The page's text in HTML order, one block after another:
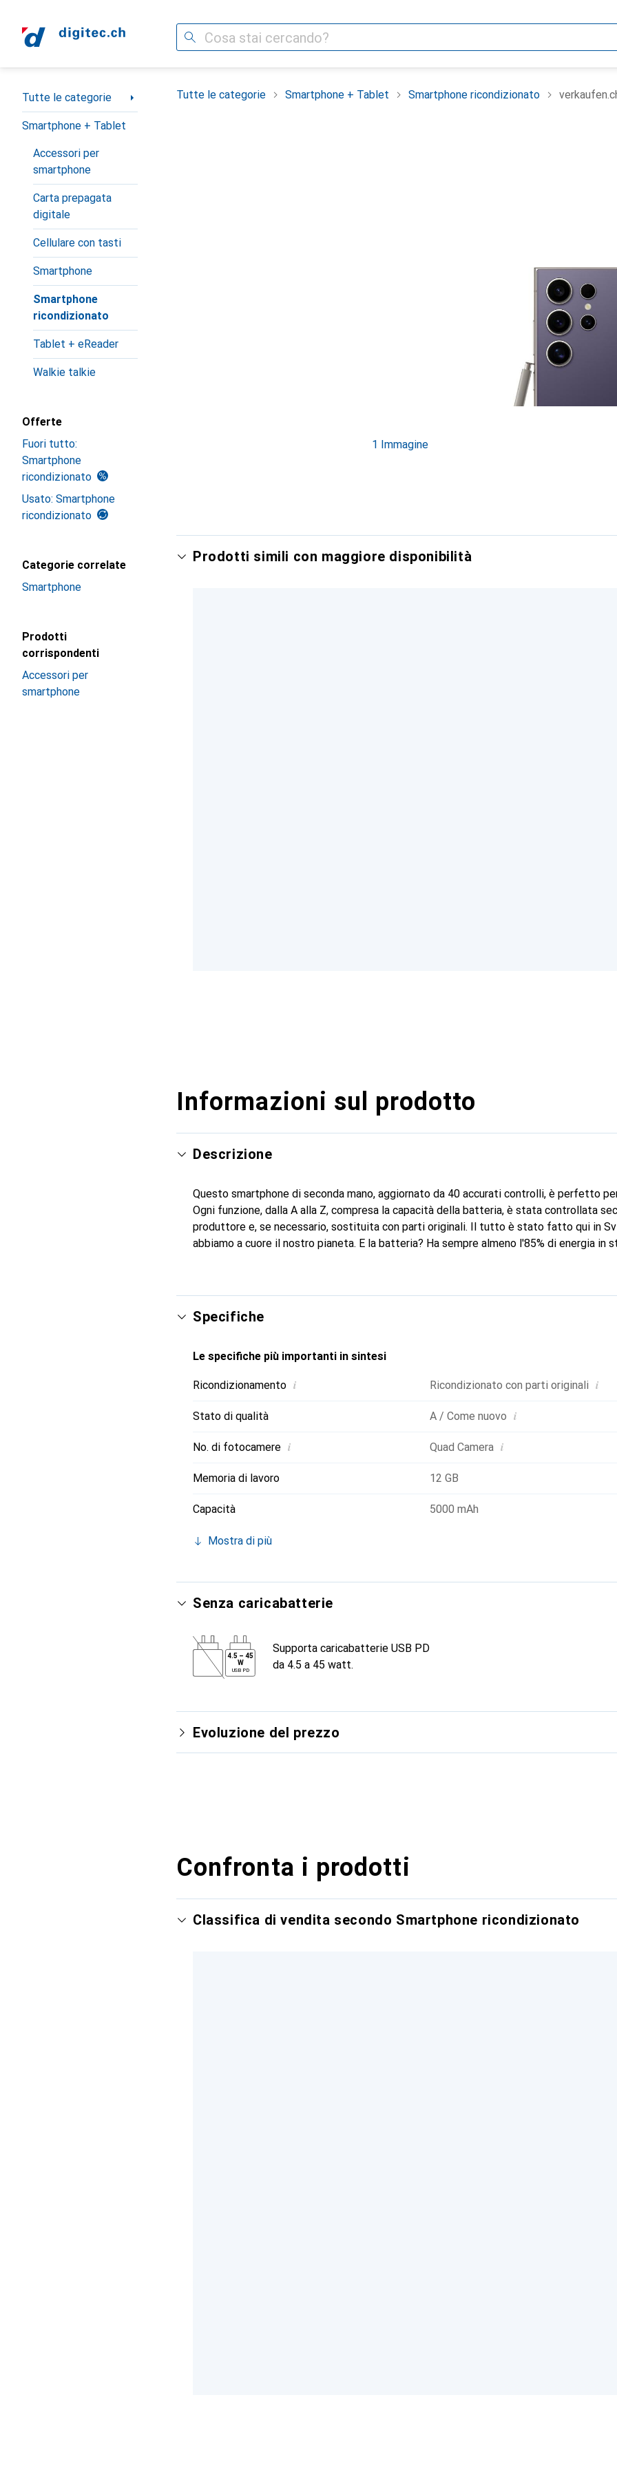
Cerca
Categoria Navigazione
Tutte le categorie
Smartphone + Tablet
Accessori per
smartphone
Carta prepagata
digitale
Cellulare con tasti
Smartphone
Smartphone
ricondizionato
Tablet + eReader
Walkie talkie
Offerte
Fuori tutto:
Smartphone
ricondizionato
Usato: Smartphone
ricondizionato
Categorie correlate
Smartphone
Prodotti
corrispondenti
Accessori per
smartphone
Tutte le categorie Smartphone + Tablet Smartphone ricondizionato
1 Immagine
Prodotti simili con maggiore disponibilità
Informazioni sul prodotto
Descrizione
Questo smartphone di seconda mano, aggiornato da 40 accurati controlli, è perfetto
Ogni funzione, dalla A alla Z, compresa la capacità della batteria, è stata controllata
produttore e, se necessario, sostituita con parti originali. Il tutto è stato fatto qui in
abbiamo a cuore il nostro pianeta. E la batteria? Ha sempre almeno l'85% di energia in
Specifiche
Le specifiche più importanti in sintesi
Ricondizionamento i Ricondizionato con parti originali i
Stato di qualità A / Come nuovo i
No. di fotocamere i Quad Camera i
Memoria di lavoro 12 GB
Capacità 5000 mAh
Mostra di più
Senza caricabatterie
4.5 – 45
W
USB PD
Supporta caricabatterie USB PD
da 4.5 a 45 watt.
Evoluzione del prezzo
Confronta i prodotti
Classifica di vendita secondo Smartphone ricondizionato